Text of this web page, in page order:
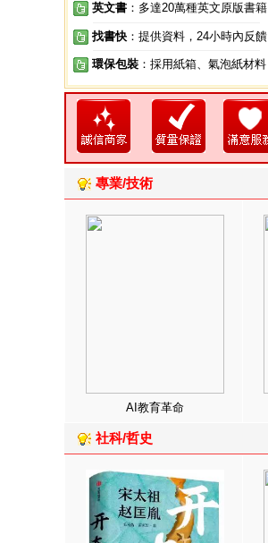
英文書 ：多達20萬種英文原版書籍
找書快 ：提供資料，24小時內反饋
環保包裝 ：採用紙箱、氣泡紙材料
專業/技術
AI教育革命
社科/哲史